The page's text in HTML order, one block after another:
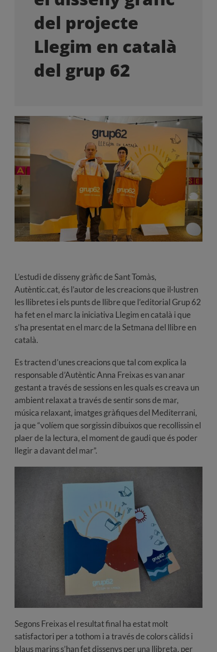
OFERTES LABORALS
LA BOTIGA
del projecte
Llegim en català
del grup 62
L’estudi de disseny gràfic de Sant Tomàs,
Autèntic.cat, és l’autor de les creacions que il·lustren
les llibretes i els punts de llibre que l’editorial Grup 62
ha fet en el marc la iniciativa Llegim en català i que
s’ha presentat en el marc de la Setmana del llibre en
català.
Es tracten d’unes creacions que tal com explica la
responsable d’Autèntic Anna Freixas es van anar
gestant a través de sessions en les quals es creava un
ambient relaxat a través de sentir sons de mar,
música relaxant, imatges gràfiques del Mediterrani,
ja que “volíem que sorgissin dibuixos que recollissin el
plaer de la lectura, el moment de gaudi que és poder
llegir a davant del mar”.
Segons Freixas el resultat final ha estat molt
satisfactori per a tothom i a través de colors càlids i
blaus marins s’han fet dissenys per una llibreta, per